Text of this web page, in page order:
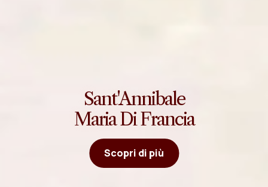
Sant'Annibale
Maria Di Francia
Scopri di più